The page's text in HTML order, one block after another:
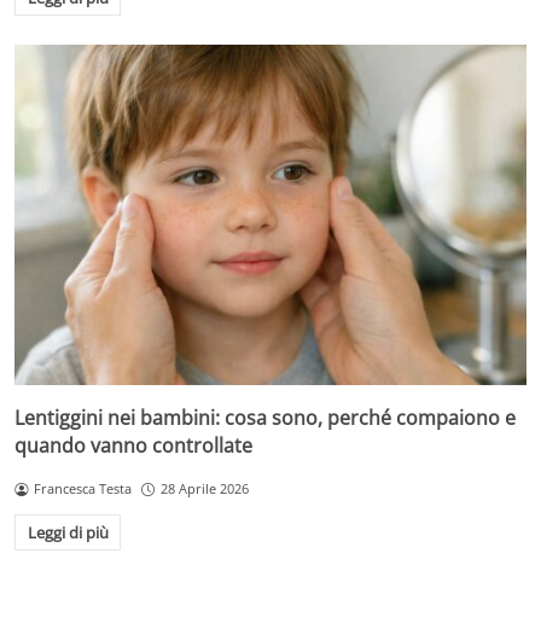
Lentiggini nei bambini: cosa sono, perché compaiono e
quando vanno controllate
Francesca Testa 28 Aprile 2026
Leggi di più